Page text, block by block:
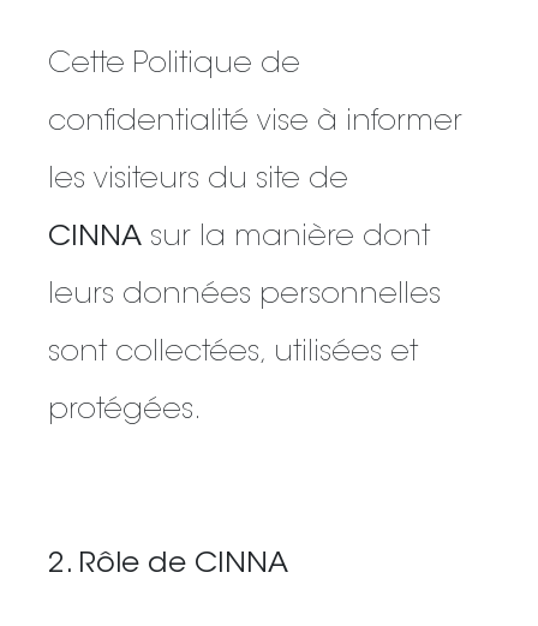
Cette Politique de
confidentialité vise à informer
les visiteurs du site de
CINNA sur la manière dont
leurs données personnelles
sont collectées, utilisées et
protégées.
2. Rôle de CINNA